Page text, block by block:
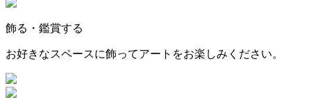
飾る・鑑賞する
お好きなスペースに飾ってアートをお楽しみください。